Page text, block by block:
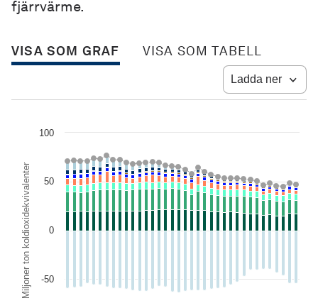
fjärrvärme.
VISA SOM GRAF VISA SOM TABELL
Ladda ner
Combination chart with 10 data series.
View as data table, Chart
The chart has 1 X axis displaying Territoriella utsläpp och upptag
The chart has 1 Y axis displaying Miljoner ton
Miljoner ton koldioxidekvivalenter -50
0
50
100